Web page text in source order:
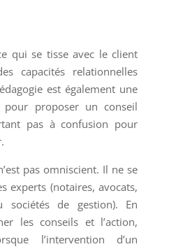
qui se tisse avec le client
capacités relationnelles
est également une
pour proposer un conseil
pas à confusion pour
pas omniscient. Il ne se
experts (notaires, avocats,
sociétés de gestion). En
les conseils et l’action,
l’intervention d’un